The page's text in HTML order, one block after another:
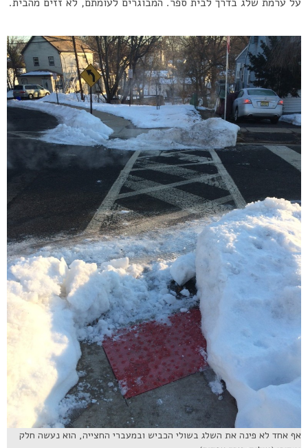
אף אחד לא פינה את השלג בשולי הכביש ובמעברי החצייה, הוא נעשה חלק